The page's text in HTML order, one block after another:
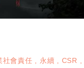
社會責任 永續 CSR